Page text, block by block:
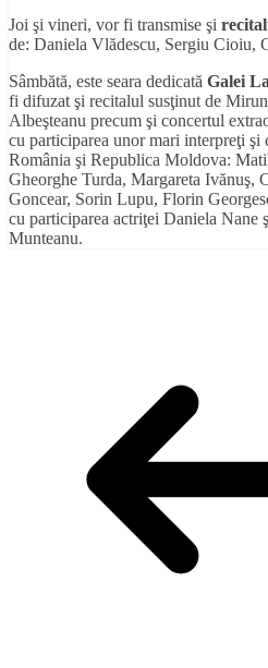
Joi şi vineri, vor fi transmise şi
de: Daniela Vlădescu, Sergiu Cioiu,
Sâmbătă, este seara dedicată Galei
fi difuzat şi recitalul susţinut de
Albeşteanu precum şi concertul
cu participarea unor mari interpreţi
România şi Republica Moldova:
Gheorghe Turda, Margareta Ivănuş,
Goncear, Sorin Lupu, Florin
cu participarea actriţei Daniela Nane
Munteanu.